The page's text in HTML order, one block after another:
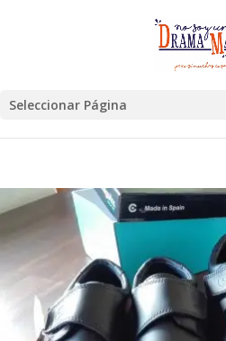
Seleccionar Página